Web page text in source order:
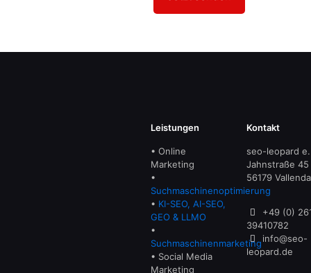
Leistungen
• Online
Marketing
•
Suchmaschinenoptimierung
• KI-SEO, AI-SEO,
GEO & LLMO
•
Suchmaschinenmarketing
• Social Media
Marketing
Kontakt
seo-leopard
Jahnstraße 45
56179
+49 (0)
39410782
info@seo-
leopard.de